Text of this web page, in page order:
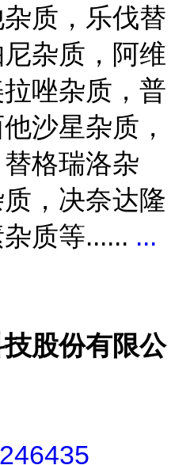
质，乐伐替
杂质，阿维
唑杂质，普
沙星杂质，
格瑞洛杂
，决奈达隆
质等...... ...
股份有限公